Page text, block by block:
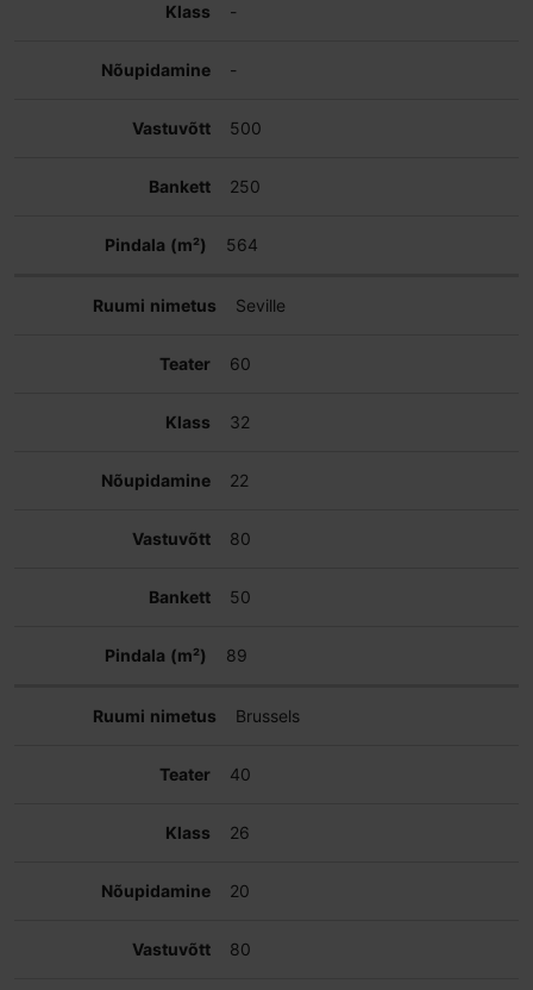
-
-
500
250
564
Seville
60
32
22
80
50
89
Brussels
40
26
20
80